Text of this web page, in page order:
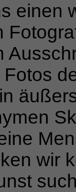
einen
wir